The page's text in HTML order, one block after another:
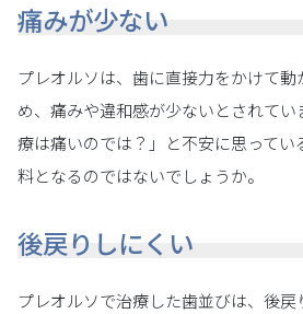
痛みが少ない
プレオルソは、歯に直接力をかけて
め、痛みや違和感が少ないとされて
療は痛いのでは？」と不安に思ってい
料となるのではないでしょうか。
後戻りしにくい
プレオルソで治療した歯並びは、後